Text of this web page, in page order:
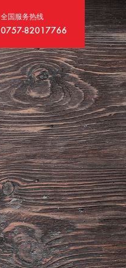
全国服务热线
0757-82017766